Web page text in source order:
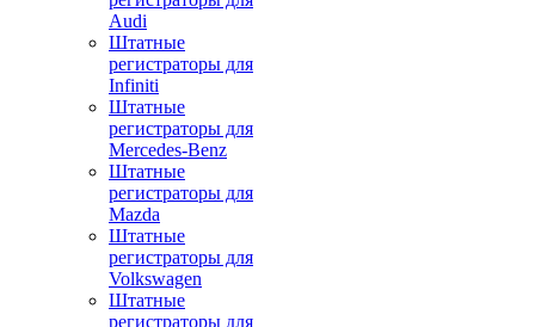
Audi
Штатные
регистраторы для
Infiniti
Штатные
регистраторы для
Mercedes-Benz
Штатные
регистраторы для
Mazda
Штатные
регистраторы для
Volkswagen
Штатные
регистраторы для